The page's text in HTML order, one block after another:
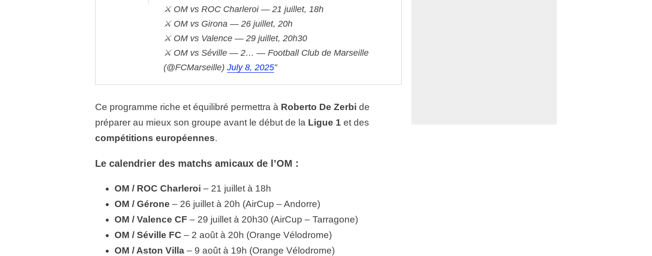
⚔️ OM vs ROC Charleroi — 21 juillet, 18h
⚔️ OM vs Girona — 26 juillet, 20h
⚔️ OM vs Valence — 29 juillet, 20h30
⚔️ OM vs Séville — 2… — Football Club de Marseille
(@FCMarseille) July 8, 2025
Ce programme riche et équilibré permettra à Roberto De Zerbi de
préparer au mieux son groupe avant le début de la Ligue 1 et des
compétitions européennes.
Le calendrier des matchs amicaux de l’OM :
OM / ROC Charleroi – 21 juillet à 18h
OM / Gérone – 26 juillet à 20h (AirCup – Andorre)
OM / Valence CF – 29 juillet à 20h30 (AirCup – Tarragone)
OM / Séville FC – 2 août à 20h (Orange Vélodrome)
OM / Aston Villa – 9 août à 19h (Orange Vélodrome)